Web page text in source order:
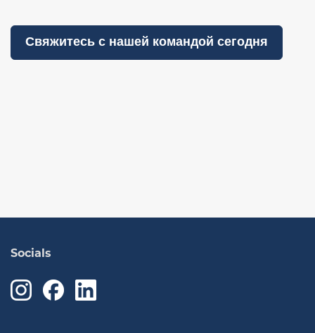
Свяжитесь с нашей командой сегодня
Socials